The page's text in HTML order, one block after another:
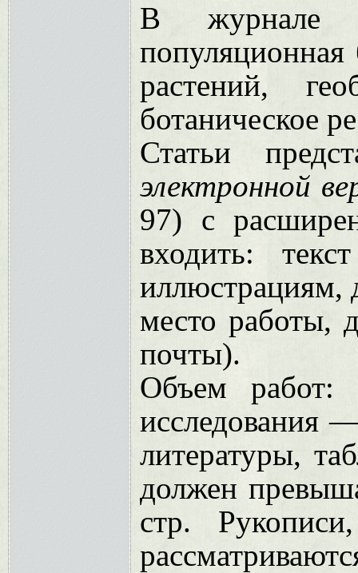
В журнале
растений,
ботаническое
Статьи
электронной
97) с
входить:
иллюстрациям,
место работы,
почты).
Объем
исследования
литературы,
должен
стр.